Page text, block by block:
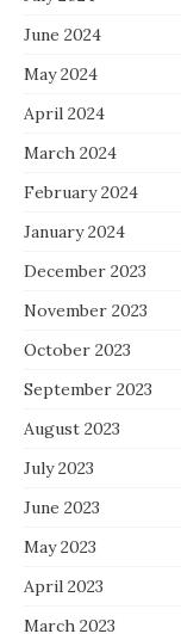
June 2024
May 2024
April 2024
March 2024
February 2024
January 2024
December 2023
November 2023
October 2023
September 2023
August 2023
July 2023
June 2023
May 2023
April 2023
March 2023